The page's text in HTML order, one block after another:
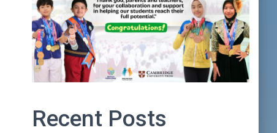
Recent Posts